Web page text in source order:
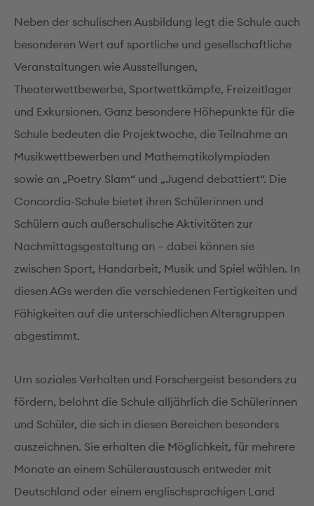
Neben der schulischen Ausbildung legt die Schule auch
besonderen Wert auf sportliche und gesellschaftliche
Veranstaltungen wie Ausstellungen,
Theaterwettbewerbe, Sportwettkämpfe, Freizeitlager
und Exkursionen. Ganz besondere Höhepunkte für die
Schule bedeuten die Projektwoche, die Teilnahme an
Musikwettbewerben und Mathematikolympiaden
sowie an „Poetry Slam“ und „Jugend debattiert“. Die
Concordia-Schule bietet ihren Schülerinnen und
Schülern auch außerschulische Aktivitäten zur
Nachmittagsgestaltung an – dabei können sie
zwischen Sport, Handarbeit, Musik und Spiel wählen. In
diesen AGs werden die verschiedenen Fertigkeiten und
Fähigkeiten auf die unterschiedlichen Altersgruppen
abgestimmt.
Um soziales Verhalten und Forschergeist besonders zu
fördern, belohnt die Schule alljährlich die Schülerinnen
und Schüler, die sich in diesen Bereichen besonders
auszeichnen. Sie erhalten die Möglichkeit, für mehrere
Monate an einem Schüleraustausch entweder mit
Deutschland oder einem englischsprachigen Land